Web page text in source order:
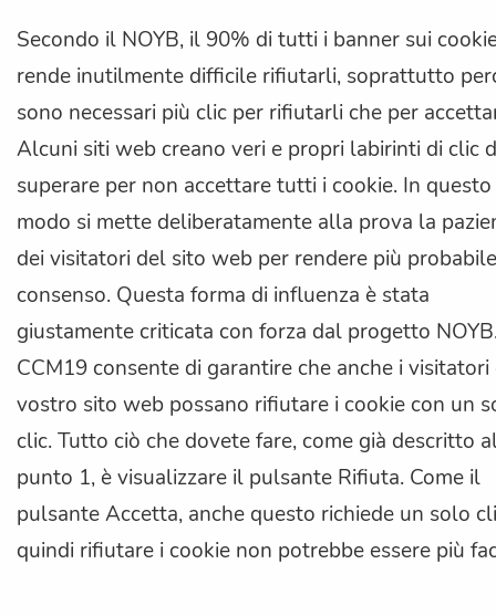
Secondo il NOYB, il 90% di tutti i banner sui
rende inutilmente difficile rifiutarli, soprattutto
sono necessari più clic per rifiutarli che per
Alcuni siti web creano veri e propri labirinti di clic
superare per non accettare tutti i cookie. In questo
modo si mette deliberatamente alla prova la
dei visitatori del sito web per rendere più
consenso. Questa forma di influenza è stata
giustamente criticata con forza dal progetto
CCM19 consente di garantire che anche i
vostro sito web possano rifiutare i cookie con un
clic. Tutto ciò che dovete fare, come già descritto
punto 1, è visualizzare il pulsante Rifiuta. Come il
pulsante Accetta, anche questo richiede un solo
quindi rifiutare i cookie non potrebbe essere più